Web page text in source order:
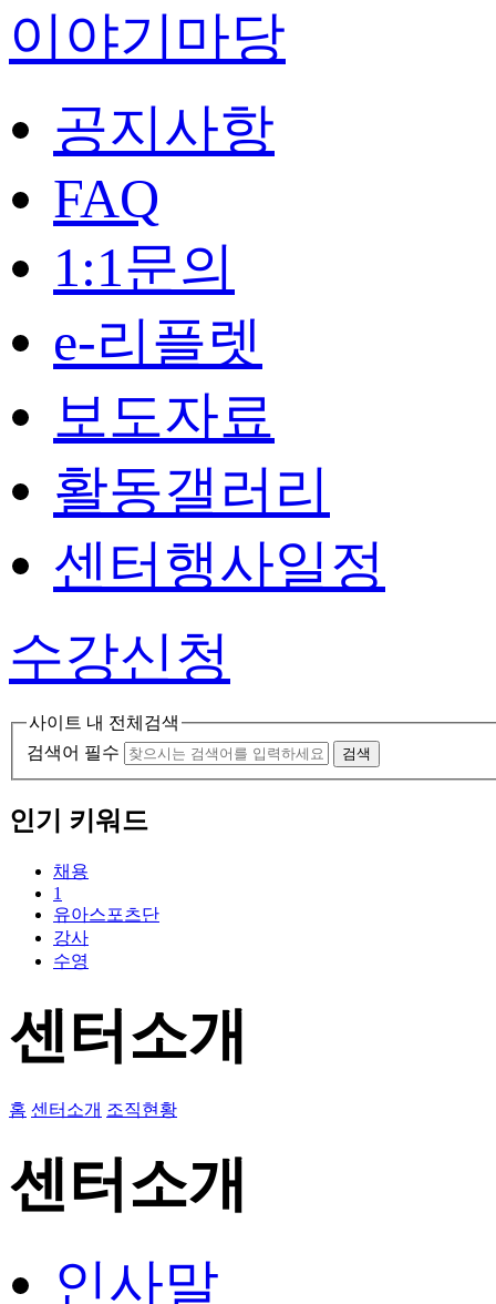
이야기마당
공지사항
FAQ
1:1문의
e-리플렛
보도자료
활동갤러리
센터행사일정
수강신청
사이트 내 전체검색
검색어 필수
검색
인기 키워드
채용
1
유아스포츠단
강사
수영
센터소개
홈 센터소개 조직현황
센터소개
인사말